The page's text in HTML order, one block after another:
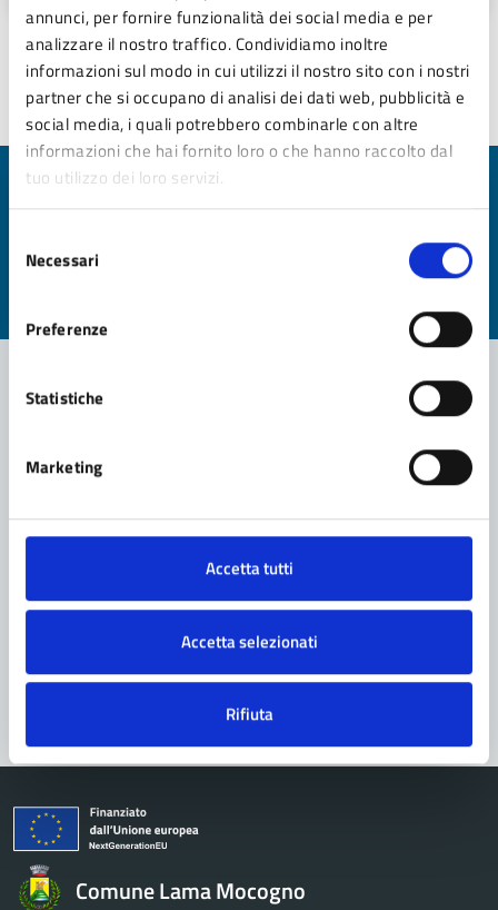
annunci, per fornire funzionalità dei social media e per
analizzare il nostro traffico. Condividiamo inoltre
informazioni sul modo in cui utilizzi il nostro sito con i nostri
partner che si occupano di analisi dei dati web, pubblicità e
social media, i quali potrebbero combinarle con altre
informazioni che hai fornito loro o che hanno raccolto dal
tuo utilizzo dei loro servizi.
delNecessari
Preferenze
Statistiche
Marketing
Accetta tutti
Accetta selezionati
Rifiuta
Ultimo aggiornamento:13/12/2024 18:01
Quanto sono chiare le informazioni su questa
Valuta da 1 a 5 stelle la pagina
Leggi le domande frequenti
Richiedi assistenza
Prenota appuntamento
Segnala disservizio
Comune Lama Mocogno